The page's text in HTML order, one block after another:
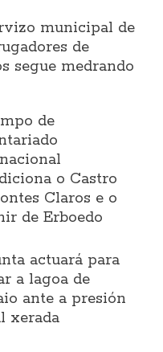
municipal de
de
segue medrando
de
o Castro
Claros e o
de Erboedo
actuará para
a lagoa de
ante a presión
xerada